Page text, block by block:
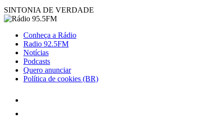
SINTONIA DE VERDADE
Conheça a Rádio
Radio 92.5FM
Notícias
Podcasts
Quero anunciar
Política de cookies (BR)